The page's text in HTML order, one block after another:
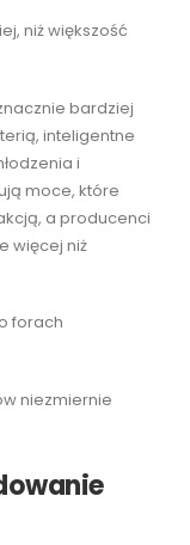
niż większość
bardziej
inteligentne
i
moce, które
a producenci
więcej niż
forach
niezmiernie